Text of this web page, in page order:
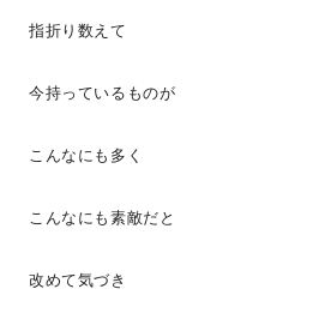
指折り数えて
今持っているものが
こんなにも多く
こんなにも素敵だと
改めて気づき